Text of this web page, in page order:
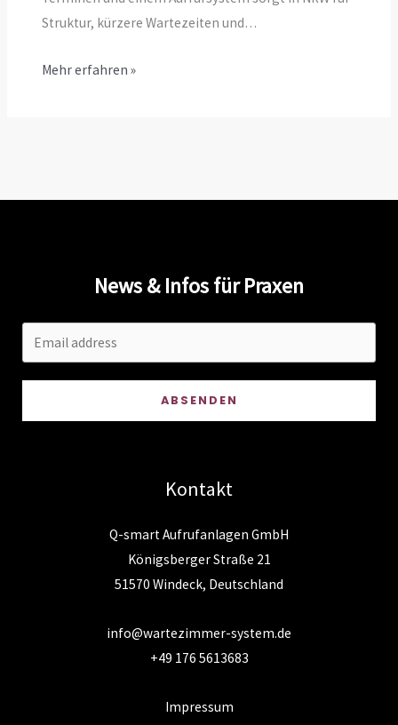
Struktur, kürzere Wartezeiten und…
Mehr erfahren »
News & Infos für Praxen
ABSENDEN
Kontakt
Q-smart Aufrufanlagen GmbH
Königsberger Straße 21
51570 Windeck, Deutschland
info@wartezimmer-system.de
+49 176 5613683
Impressum